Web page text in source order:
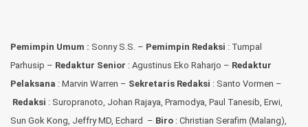
Pemimpin Umum : Sonny S.S. – Pemimpin Redaksi : Tumpal
Parhusip – Redaktur Senior : Agustinus Eko Raharjo – Redaktur
Pelaksana : Marvin Warren – Sekretaris Redaksi : Santo Vormen –
Redaksi : Suropranoto, Johan Rajaya, Pramodya, Paul Tanesib, Erwi,
Sun Gok Kong, Jeffry MD, Echard – Biro : Christian Serafim (Malang),